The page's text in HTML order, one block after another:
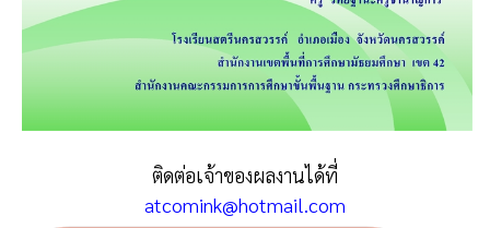
ติดต่อเจ้าของผลงานได้ที่
atcomink@hotmail.com